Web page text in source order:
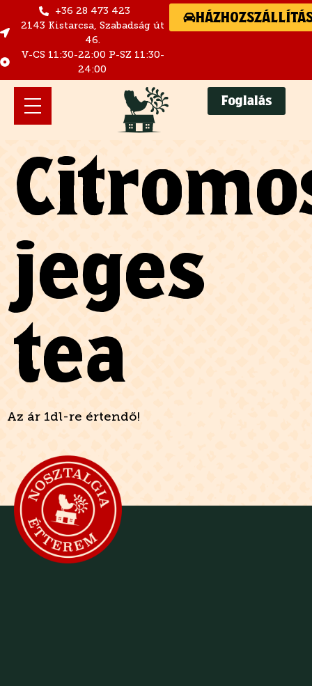
+36 28 473 423
2143 Kistarcsa, Szabadság út
46.
V-CS 11:30-22:00 P-SZ 11:30-
24:00
Foglalás
jeges
tea
Az ár 1dl-re értendő!